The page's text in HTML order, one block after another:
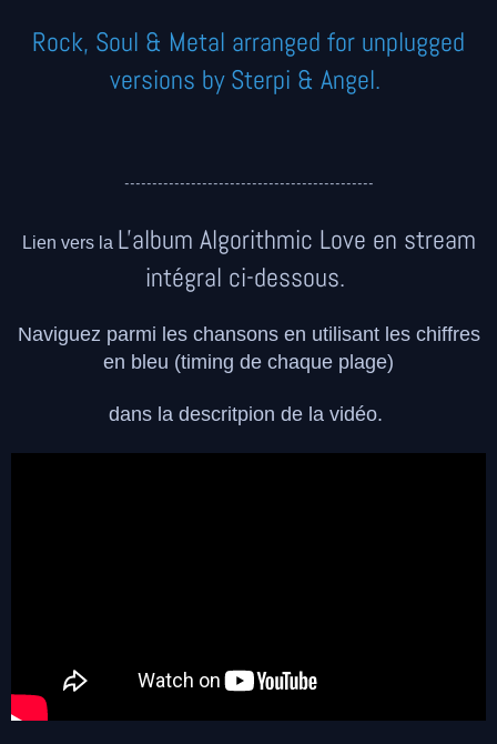
Rock, Soul & Metal arranged for unplugged
versions by Sterpi & Angel.
---------------------------------------------
Lien vers la L'album Algorithmic Love en stream
intégral ci-dessous.
Naviguez parmi les chansons en utilisant les chiffres
en bleu (timing de chaque plage)
dans la descritpion de la vidéo.